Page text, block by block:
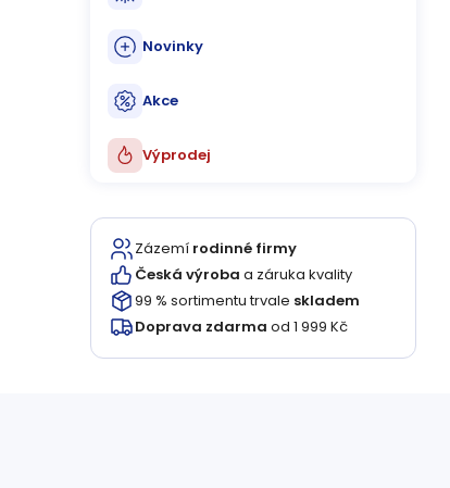
Novinky
Akce
Výprodej
Zázemí rodinné firmy
Česká výroba a záruka kvality
99 % sortimentu trvale skladem
Doprava zdarma od 1 999 Kč